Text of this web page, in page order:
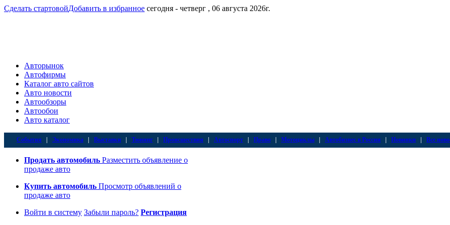
Сделать стартовойДобавить в избранное сегодня - четверг , 06 августа 2026г.
Авторынок
Автофирмы
Каталог авто сайтов
Авто новости
Автообзоры
Автообои
Авто каталог
События Экономика Выставки Тюнинг Происшествия Автоспорт Право Мотоциклы Автобизнес в России Новинки Все
Продать автомобиль Разместить объявление о
продаже авто
Купить автомобиль Просмотр объявлений о
продаже авто
Войти в систему Забыли пароль? Регистрация